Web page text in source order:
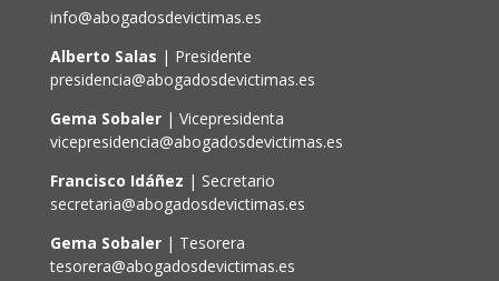
info@abogadosdevictimas.es
Alberto Salas | Presidente
presidencia@abogadosdevictimas.es
Gema Sobaler | Vicepresidenta
vicepresidencia@abogadosdevictimas.es
Francisco Idáñez | Secretario
secretaria@abogadosdevictimas.es
Gema Sobaler| Tesorera
tesorera@abogadosdevictimas.es